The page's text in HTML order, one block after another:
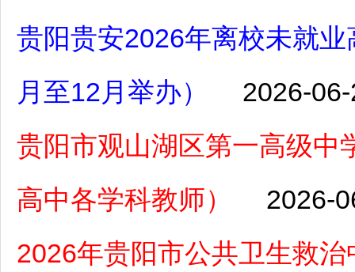
贵阳贵安2026年离校未就
月至12月举办）
2026-
贵阳市观山湖区第一高级中
高中各学科教师）
2026-
2026年贵阳市公共卫生救